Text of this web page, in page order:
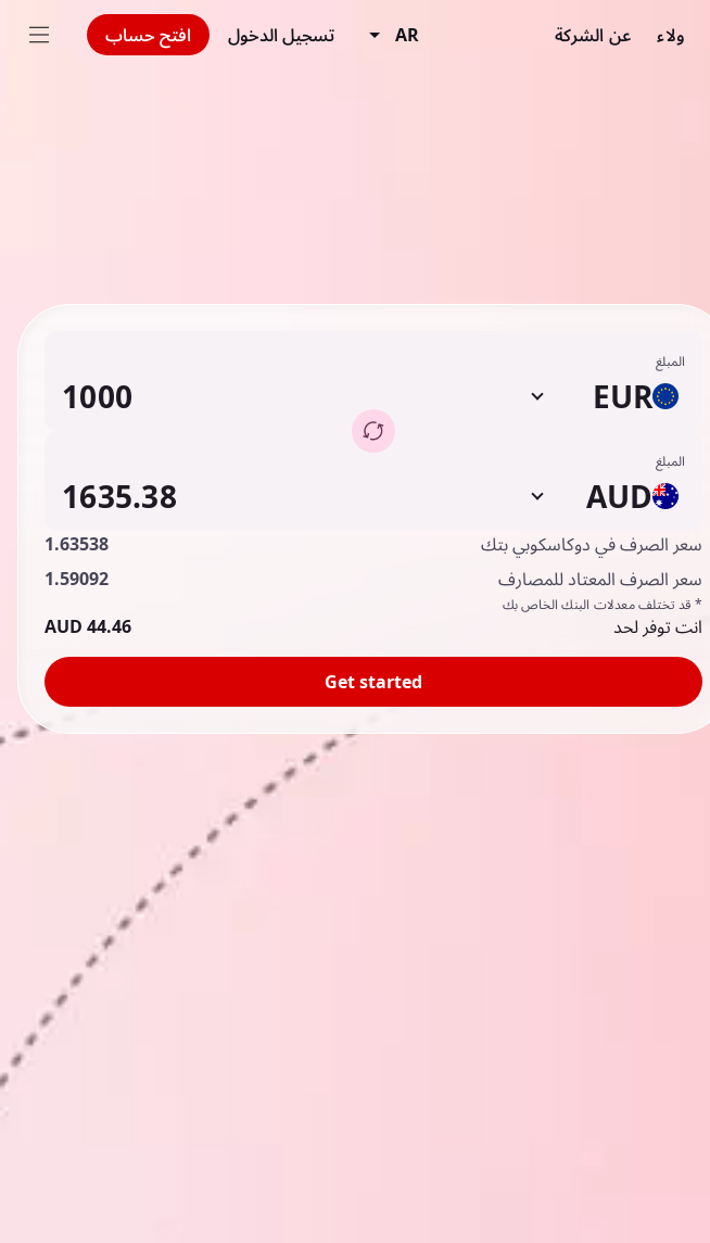
ولاء عن الشركة AR تسجيل الدخول افتح حساب
المبلغ
EUR
المبلغ
AUD
سعر الصرف في دوكاسكوبي بتك
1.63538
سعر الصرف المعتاد للمصارف
1.59092
* قد تختلف معدلات البنك الخاص بك
انت توفر لحد 44.46 AUD
Get started